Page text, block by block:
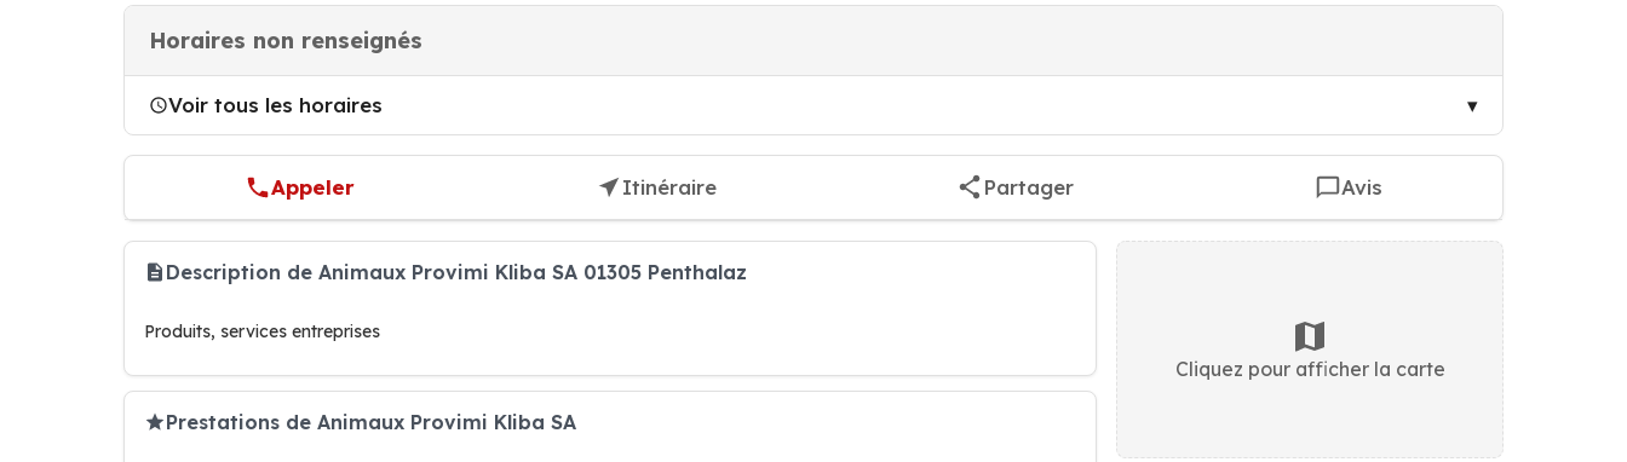
Horaires non renseignés
Voir tous les horaires
Appeler Itinéraire Partager Avis
Description de Animaux Provimi Kliba SA 01305 Penthalaz
Produits, services entreprises
Prestations de Animaux Provimi Kliba SA
Cliquez pour afficher la carte